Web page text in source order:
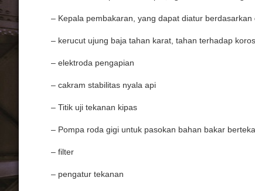
– Kepala pembakaran, yang dapat diatur
– kerucut ujung baja tahan karat, tahan terhadap
– elektroda pengapian
– cakram stabilitas nyala api
– Titik uji tekanan kipas
– Pompa roda gigi untuk pasokan bahan bakar
– filter
– pengatur tekanan